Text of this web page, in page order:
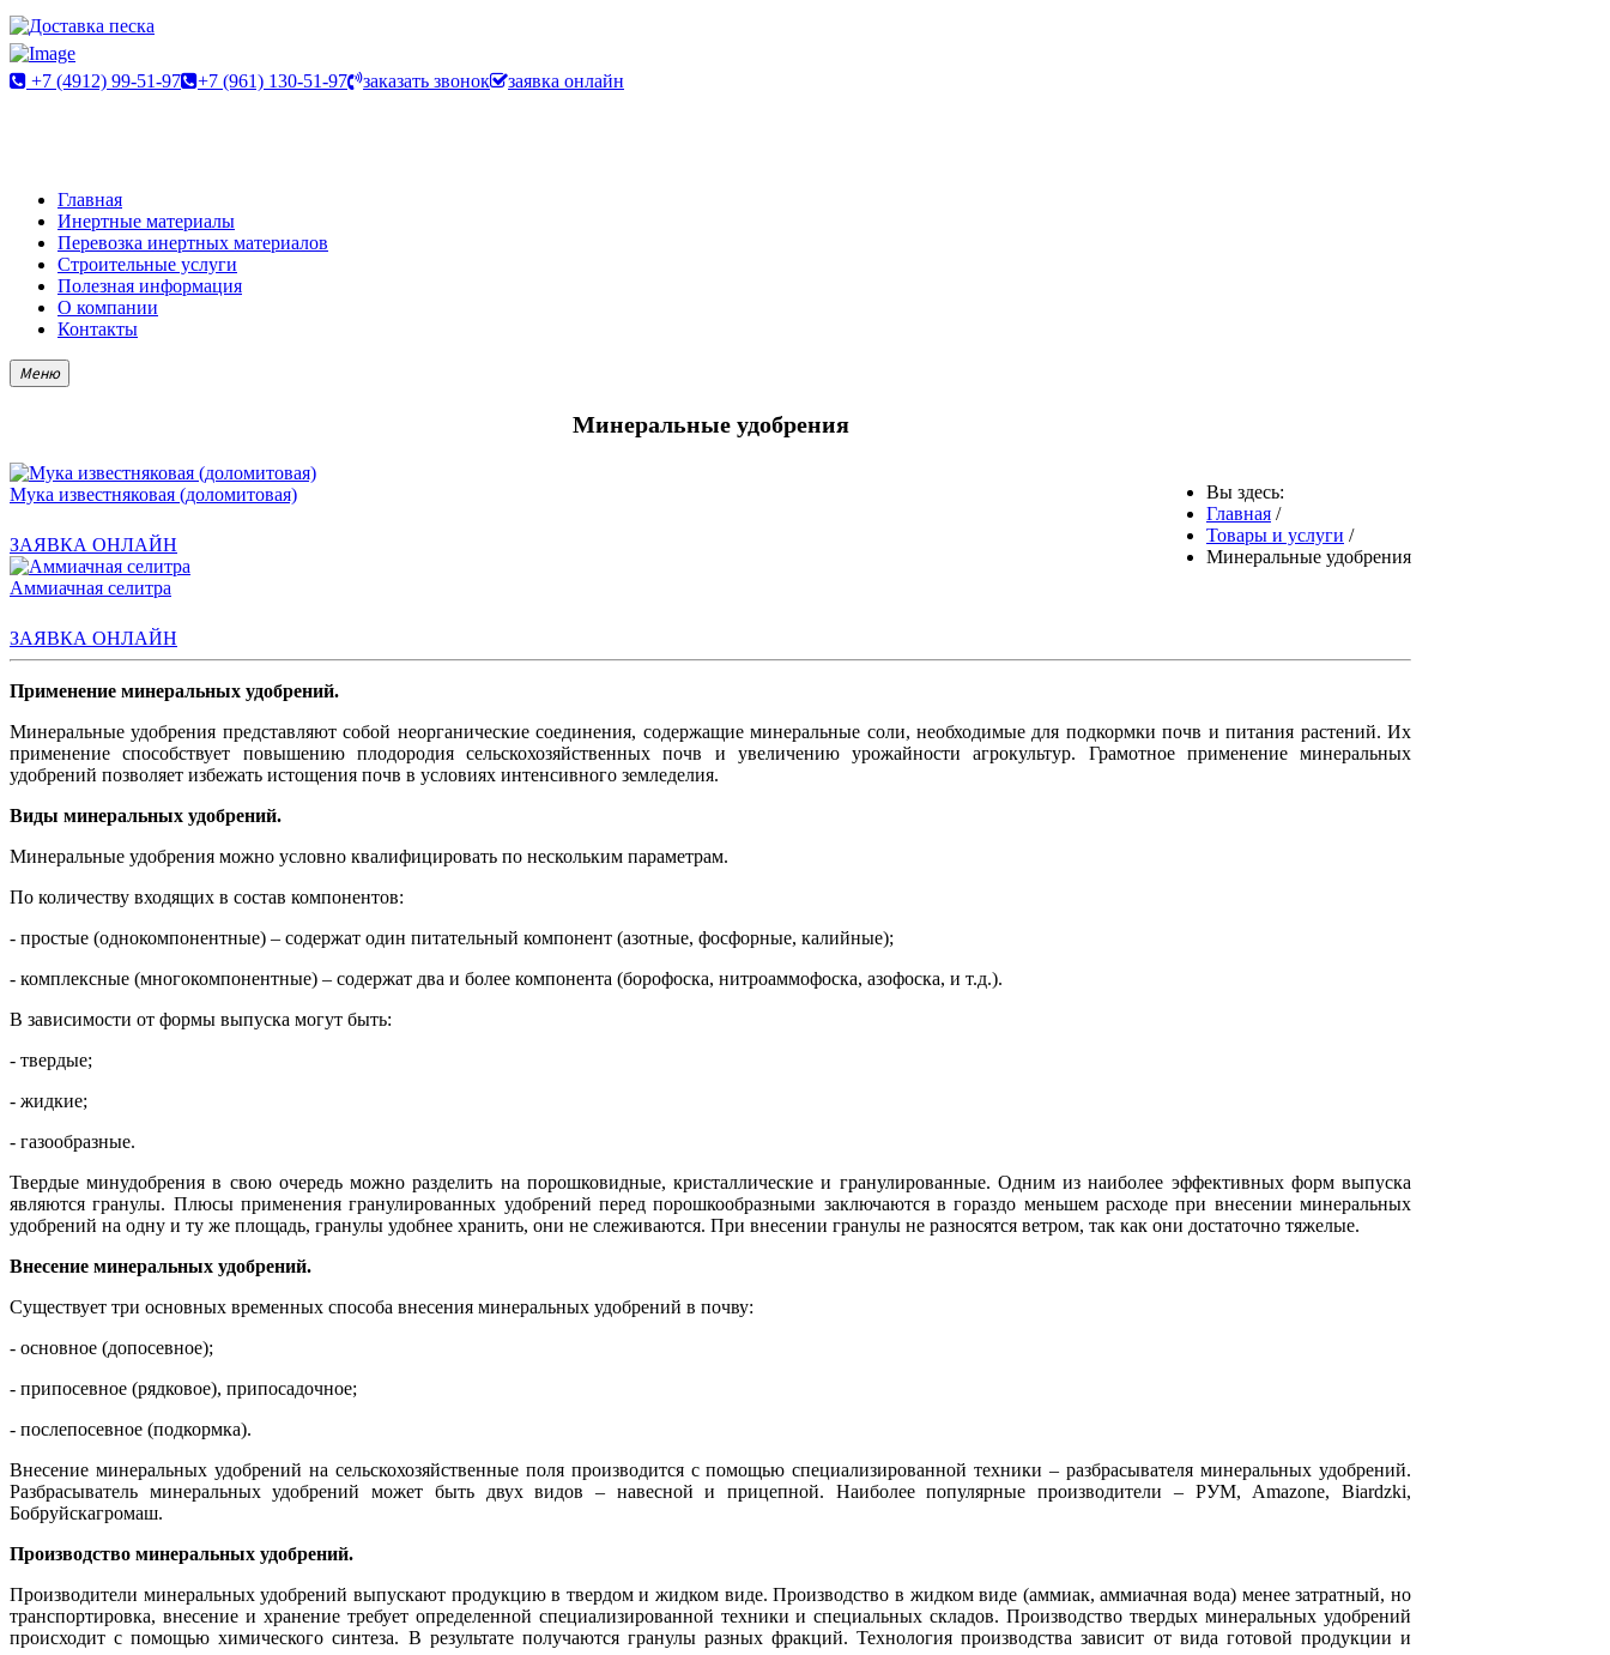
+7 (4912) 99-51-97 +7 (961) 130-51-97 заказать звонок заявка онлайн
Главная
Инертные материалы
Перевозка инертных материалов
Строительные услуги
Полезная информация
О компании
Контакты
Меню
Минеральные удобрения
Вы здесь:
Главная /
Товары и услуги /
Минеральные удобрения
Мука известняковая (доломитовая)
ЗАЯВКА ОНЛАЙН
Аммиачная селитра
ЗАЯВКА ОНЛАЙН
Применение минеральных удобрений.
Минеральные удобрения представляют собой неорганические соединения, содержащие минеральные соли, необходимые для подкормки почв и питания растений. Их
применение способствует повышению плодородия сельскохозяйственных почв и увеличению урожайности агрокультур. Грамотное применение минеральных
удобрений позволяет избежать истощения почв в условиях интенсивного земледелия.
Виды минеральных удобрений.
Минеральные удобрения можно условно квалифицировать по нескольким параметрам.
По количеству входящих в состав компонентов:
- простые (однокомпонентные) – содержат один питательный компонент (азотные, фосфорные, калийные);
- комплексные (многокомпонентные) – содержат два и более компонента (борофоска, нитроаммофоска, азофоска, и т.д.).
В зависимости от формы выпуска могут быть:
- твердые;
- жидкие;
- газообразные.
Твердые минудобрения в свою очередь можно разделить на порошковидные, кристаллические и гранулированные. Одним из наиболее эффективных форм выпуска
являются гранулы. Плюсы применения гранулированных удобрений перед порошкообразными заключаются в гораздо меньшем расходе при внесении минеральных
удобрений на одну и ту же площадь, гранулы удобнее хранить, они не слеживаются. При внесении гранулы не разносятся ветром, так как они достаточно тяжелые.
Внесение минеральных удобрений.
Существует три основных временных способа внесения минеральных удобрений в почву:
- основное (допосевное);
- припосевное (рядковое), припосадочное;
- послепосевное (подкормка).
Внесение минеральных удобрений на сельскохозяйственные поля производится с помощью специализированной техники – разбрасывателя минеральных удобрений.
Разбрасыватель минеральных удобрений может быть двух видов – навесной и прицепной. Наиболее популярные производители – РУМ, Amazone, Biardzki,
Бобруйскагромаш.
Производство минеральных удобрений.
Производители минеральных удобрений выпускают продукцию в твердом и жидком виде. Производство в жидком виде (аммиак, аммиачная вода) менее затратный, но
транспортировка, внесение и хранение требует определенной специализированной техники и специальных складов. Производство твердых минеральных удобрений
происходит с помощью химического синтеза. В результате получаются гранулы разных фракций. Технология производства зависит от вида готовой продукции и